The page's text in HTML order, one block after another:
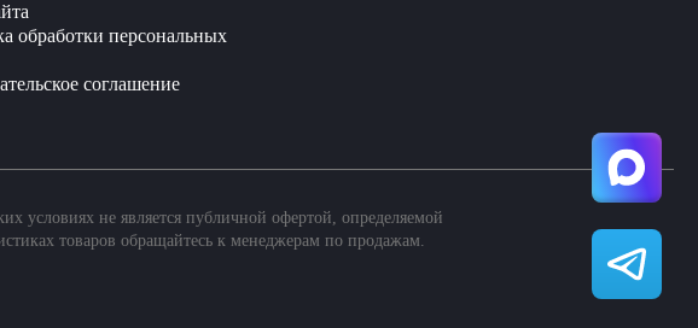
обработки персональных
соглашение
условиях не является публичной офертой, определяемой
товаров обращайтесь к менеджерам по продажам.